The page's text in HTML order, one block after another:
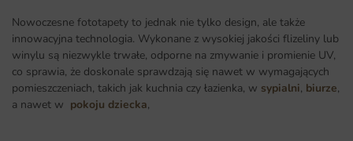
Nowoczesne fototapety to jednak nie tylko design, ale także
innowacyjna technologia. Wykonane z wysokiej jakości flizeliny lub
winylu są niezwykle trwałe, odporne na zmywanie i promienie UV,
co sprawia, że doskonale sprawdzają się nawet w wymagających
pomieszczeniach, takich jak kuchnia czy łazienka, w sypialni, biurze,
a nawet w pokoju dziecka,